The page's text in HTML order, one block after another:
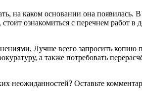
на каком основании она
ознакомиться с перечнем работ
Лучше всего запросить копию
а также потребовать
неожиданностей? Оставьте